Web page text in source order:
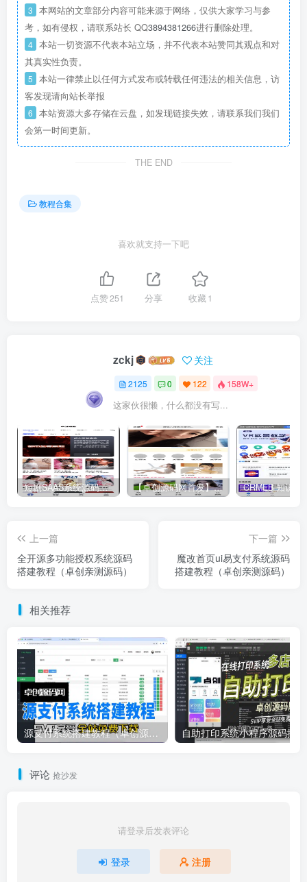
3 本网站的文章部分内容可能来源于网络，仅供大家学习与参
考，如有侵权，请联系站长 QQ3894381266进行删除处理。
4 本站一切资源不代表本站立场，并不代表本站赞同其观点和对
其真实性负责。
5 本站一律禁止以任何方式发布或转载任何违法的相关信息，访
客发现请向站长举报
6 本站资源大多存储在云盘，如发现链接失效，请联系我们我们
会第一时间更新。
THE END
教程合集
喜欢就支持一下吧
点赞251 分享 收藏1
zckj 关注
2125 0 122 158W+
这家伙很懒，什么都没有写...
短剧SAAS系统源码｜多端分销+云存储+多租户架构 【卓创源码网首发】全开源视频打赏系统源码｜双模板+代理分站+易支付对接｜API全面修复｜站长盈利利器！​
上一篇
全开源多功能授权系统源码
搭建教程（卓创亲测源码）
下一篇
魔改首页ui易支付系统源码
搭建教程（卓创亲测源码）
相关推荐
源支付系统搭建教程（卓创源码网）
评论 抢沙发
请登录后发表评论
登录 注册